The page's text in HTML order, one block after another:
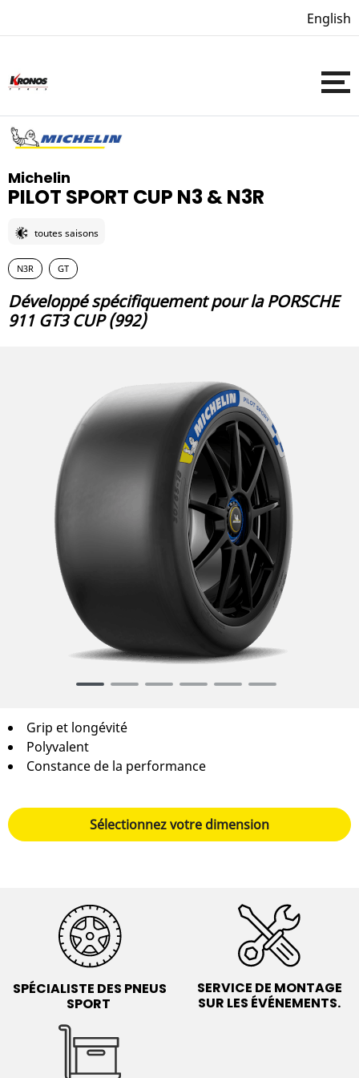
English
Michelin
PILOT SPORT CUP N3 & N3R
toutes saisons
N3R GT
Développé spécifiquement pour la PORSCHE
911 GT3 CUP (992)
6
Grip et longévité
Polyvalent
Constance de la performance
Sélectionnez votre dimension
SPÉCIALISTE DES PNEUS
SPORT
SERVICE DE MONTAGE
SUR LES ÉVÉNEMENTS.